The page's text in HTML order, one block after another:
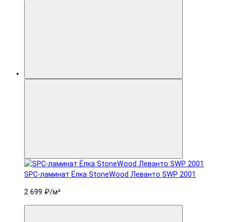
SPC-ламинат Ëлка StoneWood Леванто SWP 2001
2 699 ₽/м²